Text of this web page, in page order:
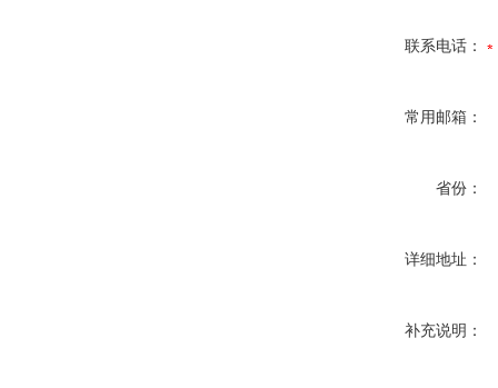
联系电话：
常用邮箱：
省份：
详细地址：
补充说明：